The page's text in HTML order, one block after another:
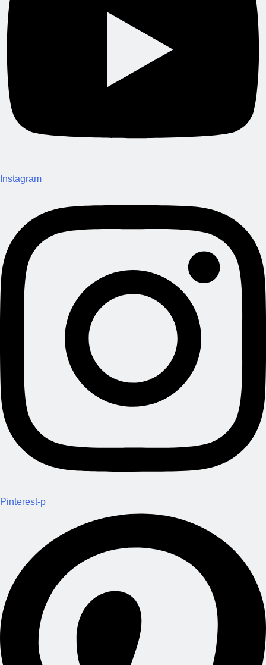
Instagram
Pinterest-p